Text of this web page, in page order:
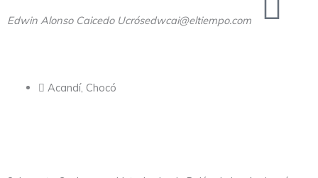
Edwin Alonso Caicedo Ucrósedwcai@eltiempo.com
Acandí, Chocó